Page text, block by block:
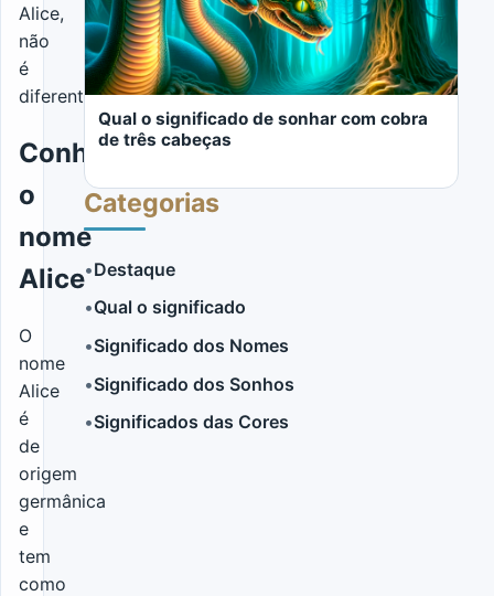
Alice,
não
é
diferente.
Conhecendo
o
nome
Alice
O
nome
Alice
é
de
origem
germânica
e
tem
como
LER MAIS
Qual o significado de sonhar com cobra
de três cabeças
LER MAIS
Categorias
•Destaque
•Qual o significado
•Significado dos Nomes
•Significado dos Sonhos
•Significados das Cores